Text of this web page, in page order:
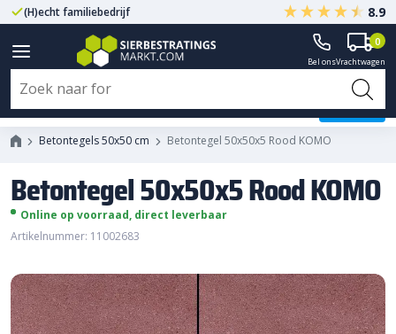
(H)echt familiebedrijf Gegarandeerd A-kwaliteit
8.9
Bel onsVrachtwagen
0
Betontegels 50x50 cm Betontegel 50x50x5 Rood KOMO
Betontegel 50x50x5 Rood KOMO
Online op voorraad, direct leverbaar
Artikelnummer: 11002683
Betontegel 50x50x5 Rood KOMO